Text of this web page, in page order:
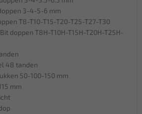
3-4-5-6 mm
T8-T10-T15-T20-T25-T27-T30
doppen T8H-T10H-T15H-T20H-T25H-
48 tanden
50-100-150 mm
mm